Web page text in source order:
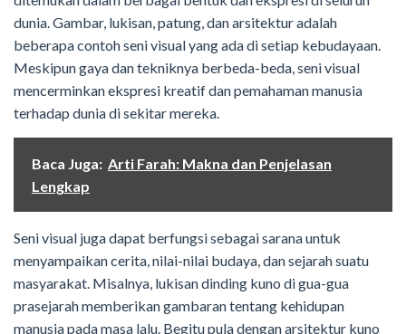
dunia. Gambar, lukisan, patung, dan arsitektur adalah
beberapa contoh seni visual yang ada di setiap kebudayaan.
Meskipun gaya dan tekniknya berbeda-beda, seni visual
mencerminkan ekspresi kreatif dan pemahaman manusia
terhadap dunia di sekitar mereka.
Baca Juga: Arti Farah: Makna dan Penjelasan
Lengkap
Seni visual juga dapat berfungsi sebagai sarana untuk
menyampaikan cerita, nilai-nilai budaya, dan sejarah suatu
masyarakat. Misalnya, lukisan dinding kuno di gua-gua
prasejarah memberikan gambaran tentang kehidupan
manusia pada masa lalu. Begitu pula dengan arsitektur kuno